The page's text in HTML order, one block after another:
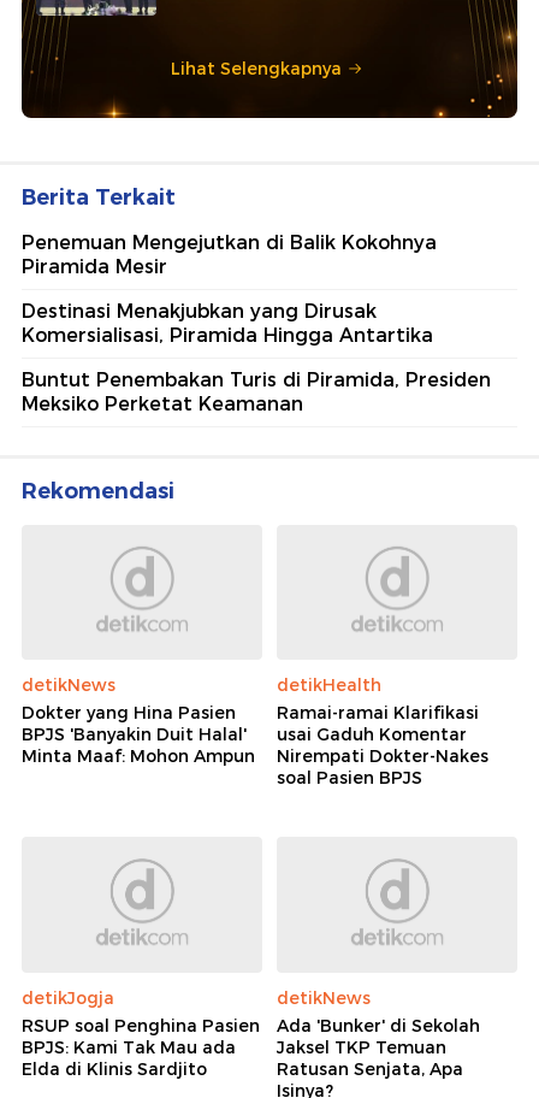
Lihat Selengkapnya
Berita Terkait
Penemuan Mengejutkan di Balik Kokohnya
Piramida Mesir
Destinasi Menakjubkan yang Dirusak
Komersialisasi, Piramida Hingga Antartika
Buntut Penembakan Turis di Piramida, Presiden
Meksiko Perketat Keamanan
Rekomendasi
detikNews
Dokter yang Hina Pasien
BPJS 'Banyakin Duit Halal'
Minta Maaf: Mohon Ampun
detikHealth
Ramai-ramai Klarifikasi
usai Gaduh Komentar
Nirempati Dokter-Nakes
soal Pasien BPJS
detikJogja
RSUP soal Penghina Pasien
BPJS: Kami Tak Mau ada
Elda di Klinis Sardjito
detikNews
Ada 'Bunker' di Sekolah
Jaksel TKP Temuan
Ratusan Senjata, Apa
Isinya?